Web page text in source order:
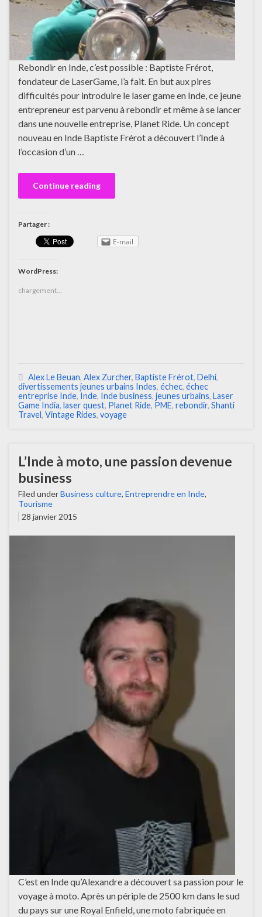
Rebondir en Inde, c’est possible : Baptiste Frérot,
fondateur de LaserGame, l’a fait. En but aux pires
difficultés pour introduire le laser game en Inde, ce jeune
entrepreneur est parvenu à rebondir et même à se lancer
dans une nouvelle entreprise, Planet Ride. Un concept
nouveau en Inde Baptiste Frérot a découvert l’Inde à
l’occasion d’un …
Continue reading
Partager :
E-mail
WordPress:
chargement…
Alex Le Beuan, Alex Zurcher, Baptiste Frérot, Delhi,
divertissements jeunes urbains Indes, échec, échec
entreprise Inde, Inde, Inde business, jeunes urbains, Laser
Game India, laser quest, Planet Ride, PME, rebondir, Shanti
Travel, Vintage Rides, voyage
L’Inde à moto, une passion devenue
business
Filed underBusiness culture, Entreprendre en Inde,
Tourisme
28 janvier 2015
C’est en Inde qu’Alexandre a découvert sa passion pour le
voyage à moto. Après un périple de 2500 km dans le sud
du pays sur une Royal Enfield, une moto fabriquée en